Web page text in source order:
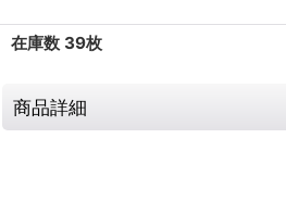
在庫数 39枚
商品詳細